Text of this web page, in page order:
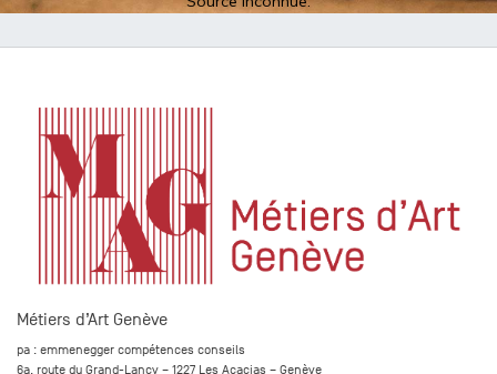
Métiers d’Art Genève
pa : emmenegger compétences conseils
6a, route du Grand-Lancy – 1227 Les Acacias – Genève